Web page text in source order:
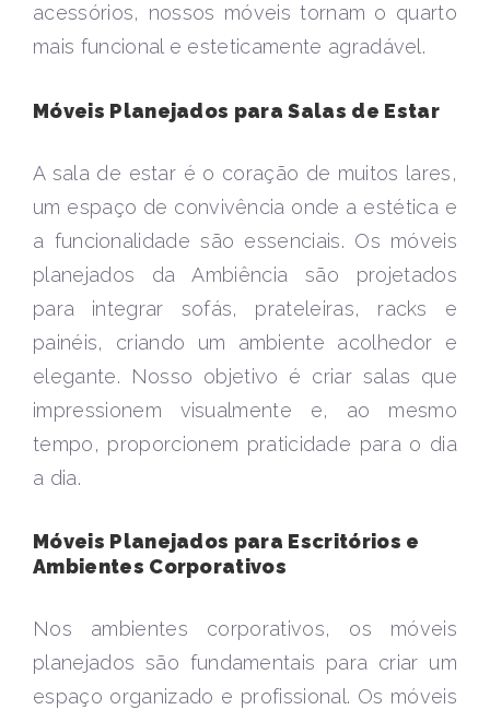
acessórios, nossos móveis tornam o quarto
mais funcional e esteticamente agradável.
Móveis Planejados para Salas de Estar
A sala de estar é o coração de muitos lares,
um espaço de convivência onde a estética e
a funcionalidade são essenciais. Os móveis
planejados da Ambiência são projetados
para integrar sofás, prateleiras, racks e
painéis, criando um ambiente acolhedor e
elegante. Nosso objetivo é criar salas que
impressionem visualmente e, ao mesmo
tempo, proporcionem praticidade para o dia
a dia.
Móveis Planejados para Escritórios e
Ambientes Corporativos
Nos ambientes corporativos, os móveis
planejados são fundamentais para criar um
espaço organizado e profissional. Os móveis